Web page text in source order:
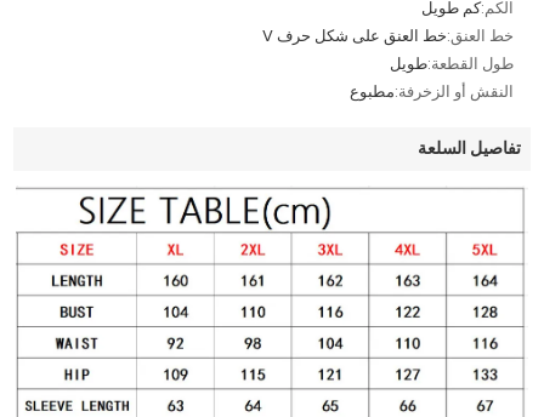
الكم:كم طويل
خط العنق:خط العنق على شكل حرف V
طول القطعة:طويل
النقش أو الزخرفة:مطبوع
تفاصيل السلعة